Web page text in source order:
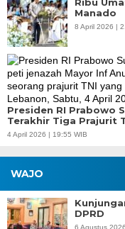
Manado
8 April 2026 |
Presiden RI Prabowo
Terakhir Tiga Prajurit
4 April 2026 | 19:55 WIB
WAJO
DPRD
6 Agustus